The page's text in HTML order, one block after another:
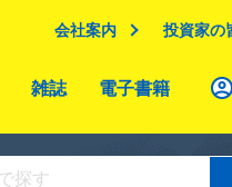
会社案内 投資家の
雑誌 電子書籍